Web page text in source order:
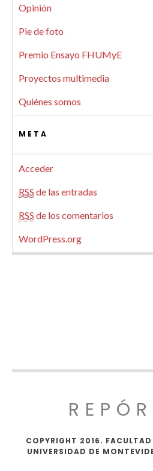
Opinión
Pie de foto
Premio Ensayo FHUMyE
Proyectos multimedia
Quiénes somos
META
Acceder
RSS de las entradas
RSS de los comentarios
WordPress.org
COPYRIGHT 2016.
UNIVERSIDAD DE